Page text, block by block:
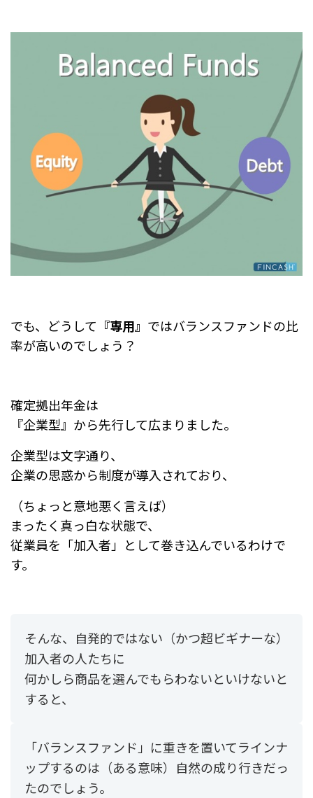
でも、どうして 『専用』 ではバランスファンドの比
率が高いのでしょう？
確定拠出年金は
『企業型』から先行して広まりました。
企業型は文字通り、
企業の思惑から制度が導入されており、
（ちょっと意地悪く言えば）
まったく真っ白な状態で、
従業員を「加入者」として巻き込んでいるわけで
す。
そんな、自発的ではない（かつ超ビギナーな）
加入者の人たちに
何かしら商品を選んでもらわないといけないと
すると、
「バランスファンド」に重きを置いてラインナ
ップするのは（ある意味）自然の成り行きだっ
たのでしょう。